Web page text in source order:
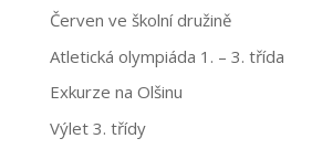
Červen ve školní družině
Atletická olympiáda 1. – 3. třída
Exkurze na Olšinu
Výlet 3. třídy